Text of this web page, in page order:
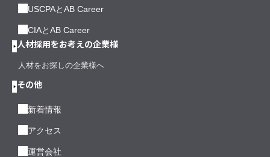
USCPAとAB Career
CIAとAB Career
人材採用をお考えの企業様
人材をお探しの企業様へ
その他
新着情報
アクセス
運営会社